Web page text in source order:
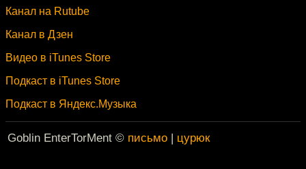
Канал на Rutube
Канал в Дзен
Видео в iTunes Store
Подкаст в iTunes Store
Подкаст в Яндекс.Музыка
Goblin EnterTorMent © письмо | цурюк